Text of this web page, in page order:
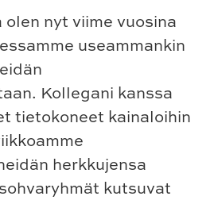
olen nyt viime vuosina
useammankin
Kollegani kanssa
tietokoneet kainaloihin
herkkujensa
kutsuvat